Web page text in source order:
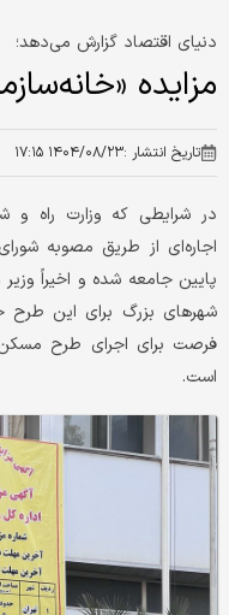
دنیای اقتصاد گزارش می‌دهد؛
مزایده «خانه‌سازمانی» ۲۶
تاریخ انتشار :۱۴۰۴/۰۸/۲۳ ۱۷:۱۵
در شرایطی که وزارت راه و
اجاره‌ای از طریق مصوبه
شهرهای بزرگ برای این طرح
فرصت برای اجرای طرح
است.